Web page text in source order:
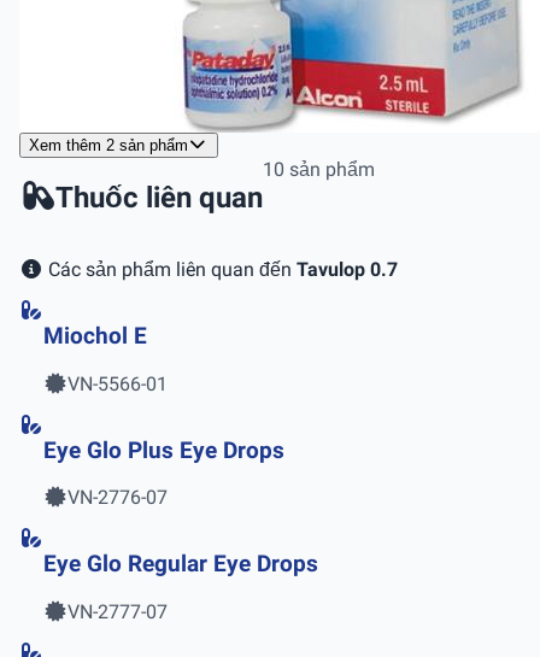
Xem thêm 2 sản phẩm
Thuốc liên quan
10 sản phẩm
Các sản phẩm liên quan đến Tavulop 0.7
Miochol E
VN-5566-01
Eye Glo Plus Eye Drops
VN-2776-07
Eye Glo Regular Eye Drops
VN-2777-07